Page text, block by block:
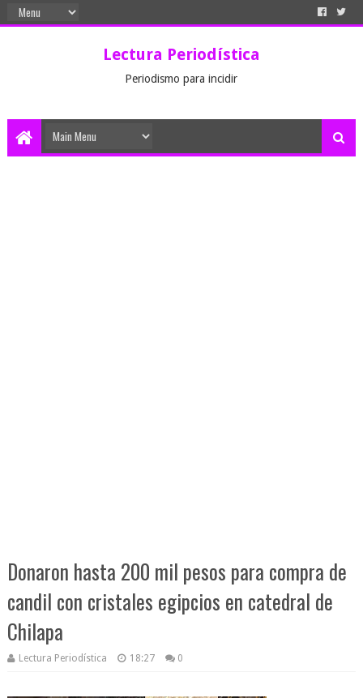
Lectura Periodística
Periodismo para incidir
Donaron hasta 200 mil pesos para compra de
candil con cristales egipcios en catedral de
Chilapa
Lectura Periodística 18:27 0